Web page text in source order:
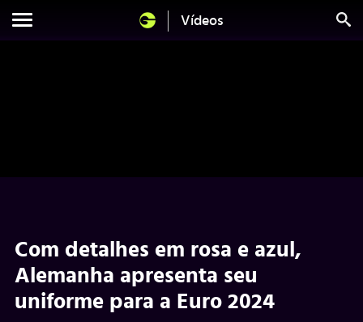
Vídeos
Com detalhes em rosa e azul,
Alemanha apresenta seu
uniforme para a Euro 2024